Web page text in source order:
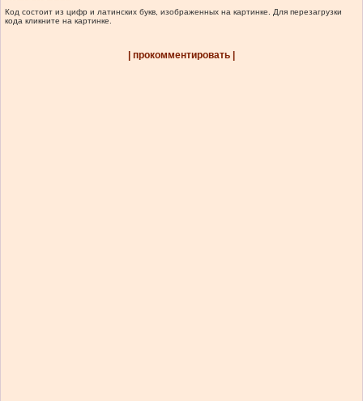
Код состоит из цифр и латинских букв, изображенных на картинке. Для перезагрузки
кода кликните на картинке.
| прокомментировать |